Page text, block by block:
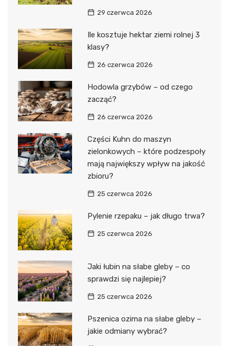
29 czerwca 2026
Ile kosztuje hektar ziemi rolnej 3
klasy?
26 czerwca 2026
Hodowla grzybów – od czego
zacząć?
26 czerwca 2026
Części Kuhn do maszyn
zielonkowych – które podzespoły
mają największy wpływ na jakość
zbioru?
25 czerwca 2026
Pylenie rzepaku – jak długo trwa?
25 czerwca 2026
Jaki łubin na słabe gleby – co
sprawdzi się najlepiej?
25 czerwca 2026
Pszenica ozima na słabe gleby –
jakie odmiany wybrać?